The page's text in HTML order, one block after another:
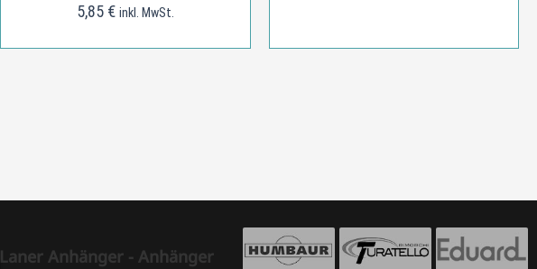
5,85 € inkl. MwSt.
Laner Anhänger - Anhänger